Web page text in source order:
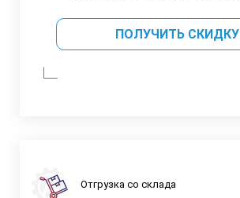
ПОЛУЧИТЬ СКИДКУ
Отгрузка со склада